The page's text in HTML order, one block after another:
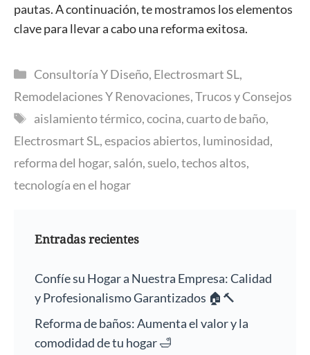
pautas. A continuación, te mostramos los elementos
clave para llevar a cabo una reforma exitosa.
Categorías
Consultoría Y Diseño, Electrosmart SL,
Remodelaciones Y Renovaciones,Trucos y Consejos
Etiquetas
aislamiento térmico,cocina,cuarto de baño,
Electrosmart SL,espacios abiertos, luminosidad,
reforma del hogar, salón, suelo,techos altos,
tecnología en el hogar
Entradas recientes
Confíe su Hogar a Nuestra Empresa: Calidad
y Profesionalismo Garantizados 🏠🔨
Reforma de baños: Aumenta el valor y la
comodidad de tu hogar 🛁